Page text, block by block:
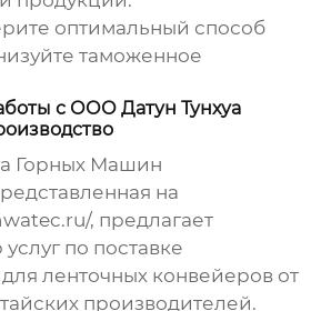
оптимальный способ
таможенное
с ООО Датун Тунхуа
Горных Машин
на
, предлагает
по поставке
ленточных конвейеров от
производителей.